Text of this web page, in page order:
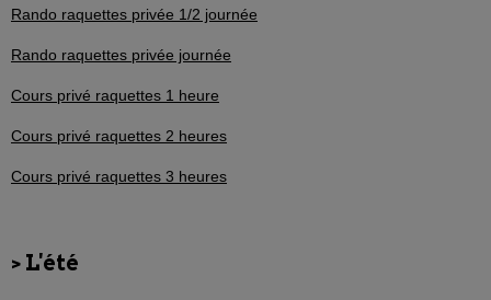
Rando raquettes privée 1/2 journée
Rando raquettes privée journée
Cours privé raquettes 1 heure
Cours privé raquettes 2 heures
Cours privé raquettes 3 heures
> L'été